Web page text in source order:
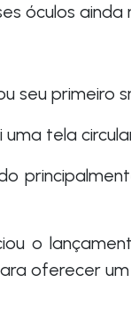
óculos ainda
seu
uma tela
o
oferecer